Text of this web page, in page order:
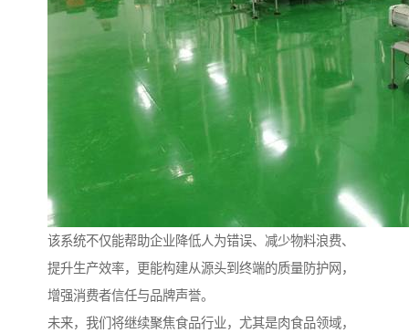
该系统不仅能帮助企业降低人为错误、减少物料浪费、
提升生产效率，更能构建从源头到终端的质量防护网，
增强消费者信任与品牌声誉。
未来，我们将继续聚焦食品行业，尤其是肉食品领域，